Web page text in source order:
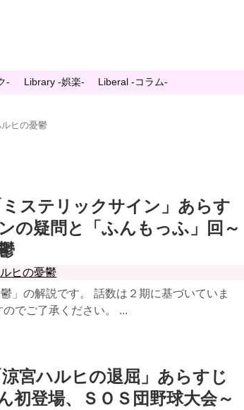
- Library -娯楽- Liberal -コラム-
ヒの憂鬱
ステリックサイン」あらす
の疑問と「ふんもっふ」回～
ヒの憂鬱
」の解説です。 話数は２期に基づいていま
でご了承ください。 ...
宮ハルヒの退屈」あらすじ
初登場、ＳＯＳ団野球大会～